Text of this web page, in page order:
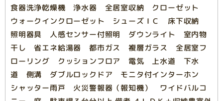
食器洗浄乾燥機 浄水器 全居室収納 クローゼット
ウォークインクローゼット シューズＩＣ 床下収納
照明器具 人感センサー付照明 ダウンライト 室内物
干し 省エネ給湯器 都市ガス 複層ガラス 全居室フ
ローリング クッションフロア 電気 上水道 下水
道 側溝 ダブルロックドア モニタ付インターホン
シャッター雨戸 火災警報器（報知機） ワイドバルコ